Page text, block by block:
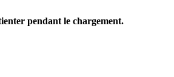
pendant le chargement.